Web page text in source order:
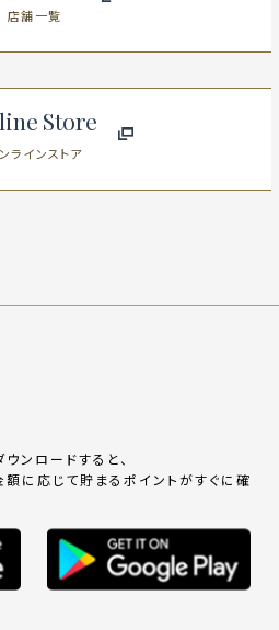
店舗一覧
Store
ラインストア
ンロードすると、
に応じて貯まるポイントがすぐに確